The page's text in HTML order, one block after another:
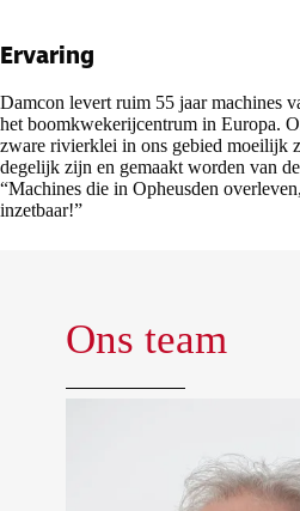
Ervaring
Damcon levert ruim 55 jaar machines
het boomkwekerijcentrum in Europa.
zware rivierklei in ons gebied moeilijk
degelijk zijn en gemaakt worden van
“Machines die in Opheusden
inzetbaar!”
Ons team